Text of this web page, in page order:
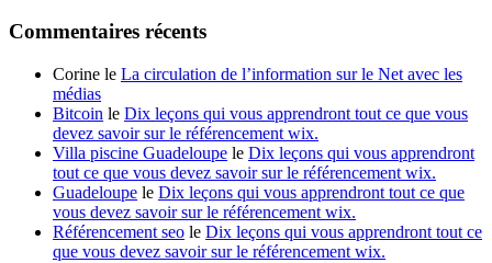
Commentaires récents
Corine le La circulation de l’information sur le Net avec les
médias
Bitcoin le Dix leçons qui vous apprendront tout ce que vous
devez savoir sur le référencement wix.
Villa piscine Guadeloupe le Dix leçons qui vous apprendront
tout ce que vous devez savoir sur le référencement wix.
Guadeloupe le Dix leçons qui vous apprendront tout ce que
vous devez savoir sur le référencement wix.
Référencement seo le Dix leçons qui vous apprendront tout ce
que vous devez savoir sur le référencement wix.